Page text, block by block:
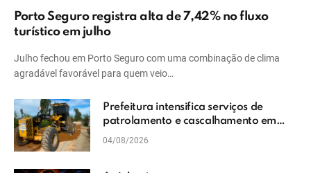
Porto Seguro registra alta de 7,42% no fluxo
turístico em julho
Julho fechou em Porto Seguro com uma combinação de clima
agradável favorável para quem veio…
Prefeitura intensifica serviços de
patrolamento e cascalhamento em
Vera Cruz
04/08/2026